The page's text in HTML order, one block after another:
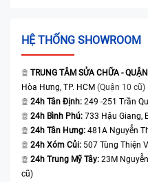
HỆ THỐNG SHOWROOM
TRUNG TÂM SỬA CHỮA -
Hòa Hưng, TP. HCM (Quận 10 cũ)
24h Tân Định: 249 -251 Trần
24h Bình Phú: 733 Hậu Giang,
24h Tân Hưng: 481A Nguyễn
24h Xóm Củi: 507 Tùng Thiện
24h Trung Mỹ Tây: 23M
cũ)